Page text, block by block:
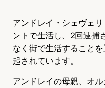
n
e
s
t
d
u
e
k
アンドレイ・シェヴェ
ントで生活し、2回逮捕
なく街で生活すること
起されています。
アンドレイの母親、オ